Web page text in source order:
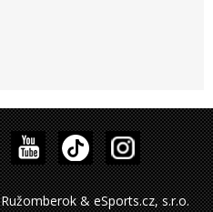
& eSports.cz, s.r.o.